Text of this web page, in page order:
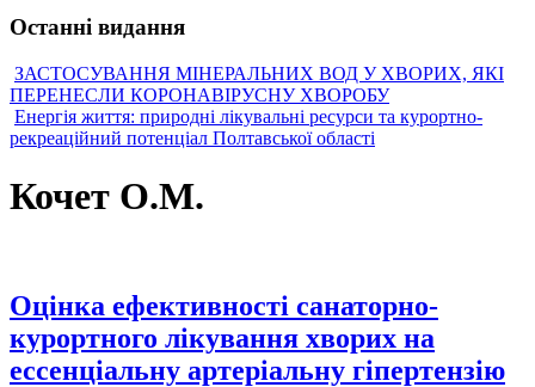
Останні видання
ЗАСТОСУВАННЯ МІНЕРАЛЬНИХ ВОД У ХВОРИХ, ЯКІ
ПЕРЕНЕСЛИ КОРОНАВІРУСНУ ХВОРОБУ
Енергія життя: природні лікувальні ресурси та курортно-
рекреаційний потенціал Полтавської області
Кочет О.М.
Оцінка ефективності санаторно-
курортного лікування хворих на
ессенціальну артеріальну гіпертензію